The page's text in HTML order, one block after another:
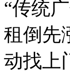
“传统
租倒先
动找上